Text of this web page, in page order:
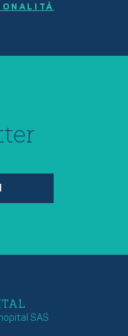
SAS